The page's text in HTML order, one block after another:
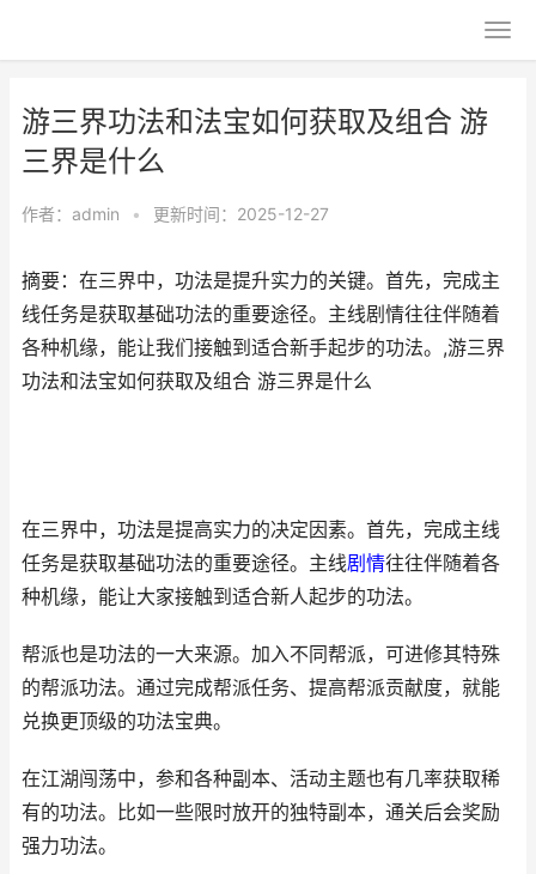
游三界功法和法宝如何获取及组合 游
三界是什么
作者： admin • 更新时间：2025-12-27
摘要：在三界中，功法是提升实力的关键。首先，完成主
线任务是获取基础功法的重要途径。主线剧情往往伴随着
各种机缘，能让我们接触到适合新手起步的功法。,游三界
功法和法宝如何获取及组合 游三界是什么
在三界中，功法是提高实力的决定因素。首先，完成主线
任务是获取基础功法的重要途径。主线剧情往往伴随着各
种机缘，能让大家接触到适合新人起步的功法。
帮派也是功法的一大来源。加入不同帮派，可进修其特殊
的帮派功法。通过完成帮派任务、提高帮派贡献度，就能
兑换更顶级的功法宝典。
在江湖闯荡中，参和各种副本、活动主题也有几率获取稀
有的功法。比如一些限时放开的独特副本，通关后会奖励
强力功法。